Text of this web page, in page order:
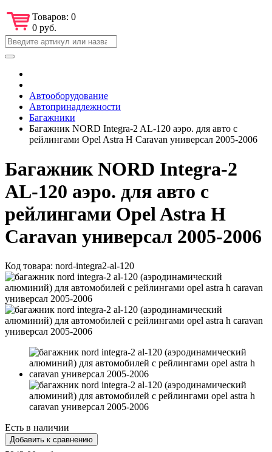
Товаров: 0
0 руб.
Автооборудование
Автопринадлежности
Багажники
Багажник NORD Integra-2 AL-120 аэро. для авто с
рейлингами Opel Astra H Caravan универсал 2005-2006
Багажник NORD Integra-2
AL-120 аэро. для авто с
рейлингами Opel Astra H
Caravan универсал 2005-2006
Код товара: nord-integra2-al-120
Есть в наличии